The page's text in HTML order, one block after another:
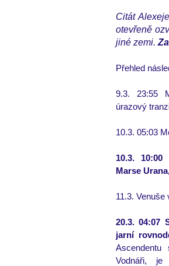
Citát
otevřeně
jiné zemi.
Přehled
9.3. 23:55
úrazový
10.3. 05:03
10.3.
Marse
11.3. Venuše
20.3. 04:07
jarní
Vodnáři, je